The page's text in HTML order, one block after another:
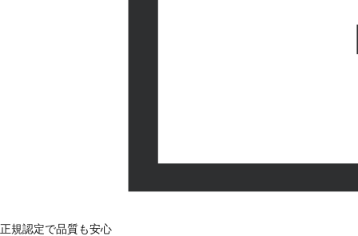
正規認定で品質も安心